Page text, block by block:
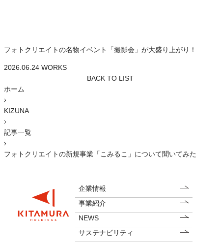
フォトクリエイトの名物イベント「撮影会」が大盛り上がり！
2026.06.24 WORKS
BACK TO LIST
ホーム
KIZUNA
記事一覧
フォトクリエイトの新規事業「こみるこ」について聞いてみた
企業情報
事業紹介
NEWS
サステナビリティ